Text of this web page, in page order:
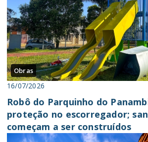
Obras
16/07/2026
Robô do Parquinho do
proteção no escorregador;
começam a ser construídos